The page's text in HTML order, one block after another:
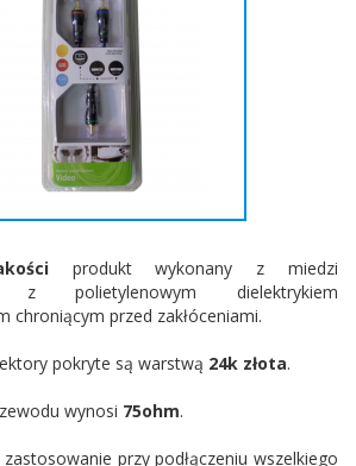
produkt wykonany z miedzi
z polietylenowym dielektrykiem
chroniącym przed zakłóceniami.
pokryte są warstwą 24k złota.
wynosi 75ohm.
przy podłączeniu wszelkiego